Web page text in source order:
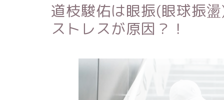
道枝駿佑は眼振(眼球振
ストレスが原因？！